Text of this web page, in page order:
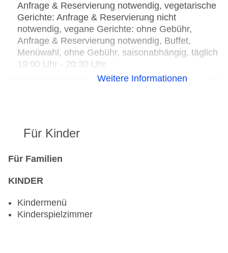
Anfrage & Reservierung notwendig, vegetarische
Gerichte: Anfrage & Reservierung nicht
notwendig, vegane Gerichte: ohne Gebühr,
Anfrage & Reservierung notwendig, Buffet,
Menüwahl, ohne Gebühr, saisonabhängig, täglich
19:00 Uhr - 20:30 Uhr
Bar: Januar - Dezember, täglich 08:00 Uhr - 23:00
Weitere Informationen
Für Kinder
Für Familien
KINDER
Kindermenü
Kinderspielzimmer